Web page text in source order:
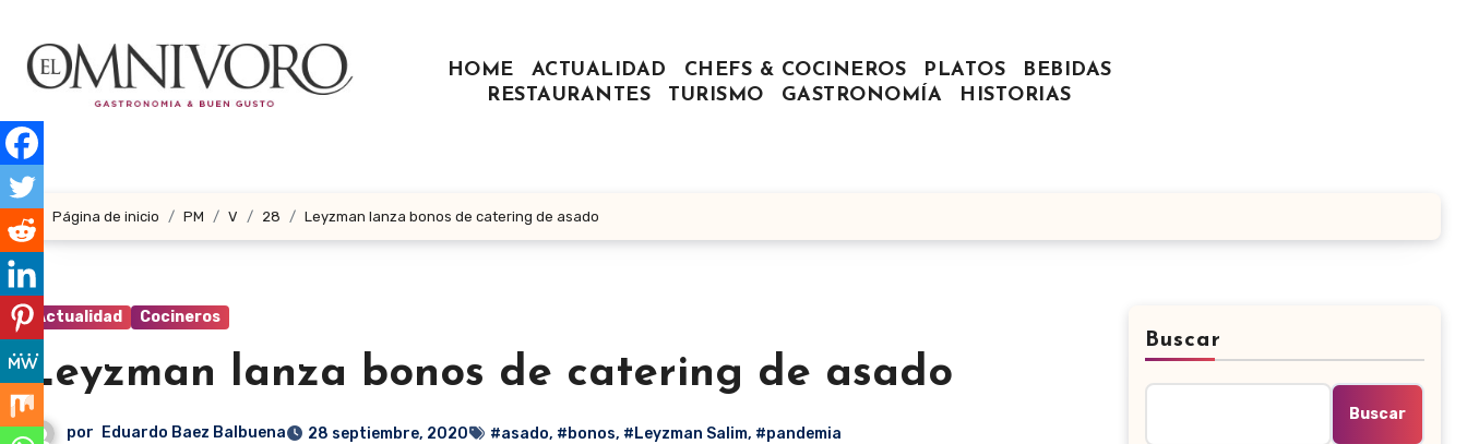
contenido
HOME ACTUALIDAD CHEFS & COCINEROS PLATOS
BEBIDAS
RESTAURANTES
TURISMO GASTRONOMÍA HISTORIAS
Página de inicio PM V 28 Leyzman lanza bonos de catering de asado
Actualidad Cocineros
Leyzman lanza bonos de catering de asado
por Eduardo Baez Balbuena 28 septiembre, 2020 #asado, #bonos, #Leyzman Salim, #pandemia
Buscar
Buscar